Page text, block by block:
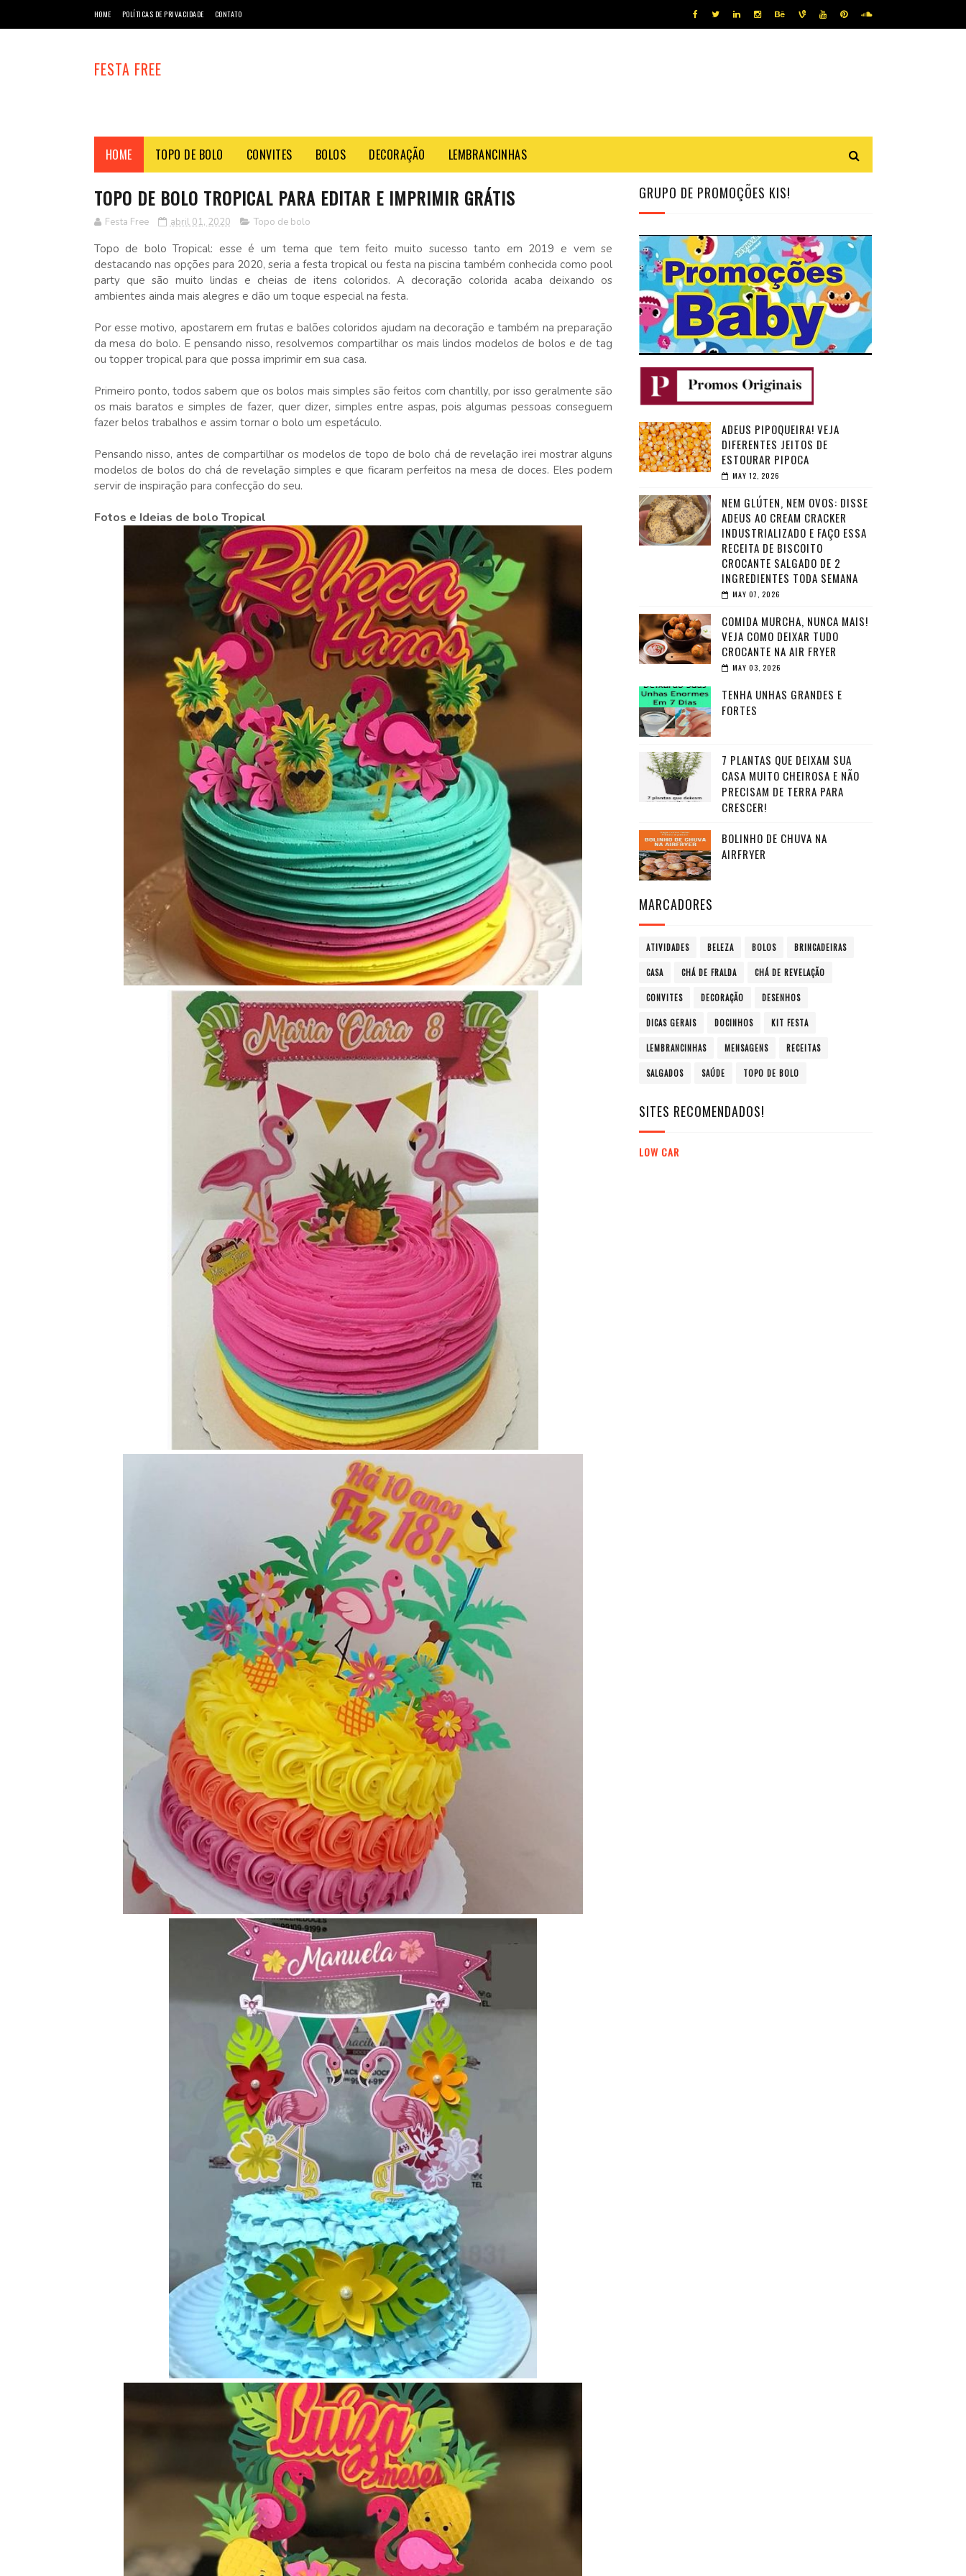
HOME POLÍTICAS DE PRIVACIDADE CONTATO
FESTA FREE
HOME TOPO DE BOLO CONVITES BOLOS DECORAÇÃO LEMBRANCINHAS
TOPO DE BOLO TROPICAL PARA EDITAR E IMPRIMIR GRÁTIS
Festa Free abril 01, 2020 Topo de bolo
Topo de bolo Tropical: esse é um tema que tem feito muito sucesso tanto em 2019 e vem se
destacando nas opções para 2020, seria a festa tropical ou festa na piscina também conhecida como pool
party que são muito lindas e cheias de itens coloridos. A decoração colorida acaba deixando os
ambientes ainda mais alegres e dão um toque especial na festa.
Por esse motivo, apostarem em frutas e balões coloridos ajudam na decoração e também na preparação
da mesa do bolo. E pensando nisso, resolvemos compartilhar os mais lindos modelos de bolos e de tag
ou topper tropical para que possa imprimir em sua casa.
Primeiro ponto, todos sabem que os bolos mais simples são feitos com chantilly, por isso geralmente são
os mais baratos e simples de fazer, quer dizer, simples entre aspas, pois algumas pessoas conseguem
fazer belos trabalhos e assim tornar o bolo um espetáculo.
Pensando nisso, antes de compartilhar os modelos de topo de bolo chá de revelação irei mostrar alguns
modelos de bolos do chá de revelação simples e que ficaram perfeitos na mesa de doces. Eles podem
servir de inspiração para confecção do seu.
Fotos e Ideias de bolo Tropical
GRUPO DE PROMOÇÕES KIS!
ADEUS PIPOQUEIRA! VEJA
DIFERENTES JEITOS DE
ESTOURAR PIPOCA
MAY 12, 2026
NEM GLÚTEN, NEM OVOS: DISSE
ADEUS AO CREAM CRACKER
INDUSTRIALIZADO E FAÇO ESSA
RECEITA DE BISCOITO
CROCANTE SALGADO DE 2
INGREDIENTES TODA SEMANA
MAY 07, 2026
COMIDA MURCHA, NUNCA MAIS!
VEJA COMO DEIXAR TUDO
CROCANTE NA AIR FRYER
MAY 03, 2026
TENHA UNHAS GRANDES E
FORTES
7 PLANTAS QUE DEIXAM SUA
CASA MUITO CHEIROSA E NÃO
PRECISAM DE TERRA PARA
CRESCER!
BOLINHO DE CHUVA NA
AIRFRYER
MARCADORES
ATIVIDADES BELEZA BOLOS BRINCADEIRAS
CASA CHÁ DE FRALDA CHÁ DE REVELAÇÃO
CONVITES DECORAÇÃO DESENHOS
DICAS GERAIS DOCINHOS KIT FESTA
LEMBRANCINHAS MENSAGENS RECEITAS
SALGADOS SAÚDE TOPO DE BOLO
SITES RECOMENDADOS!
LOW CAR